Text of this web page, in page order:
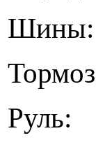
Шины:
Руль: